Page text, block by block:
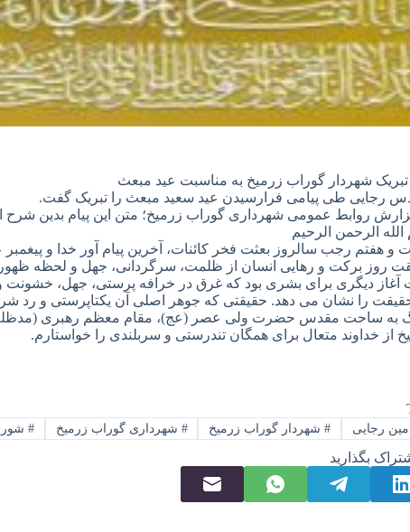
تبریک شهردار گوراب زرمیخ به مناسبت عید مبعث
رجایی طی پیامی فرارسیدن عید سعید مبعث را تبریک گفت.
روابط عمومی شهرداری گوراب زرمیخ؛ متن این پیام بدین
الرحمن الرحیم
و هفتم رجب سالروز بعثت فخر کائنات، آخرین پیام آور خدا و
روز برکت و رهایی انسان از ظلمت، سرگردانی، جهل و لحظه
آغاز دیگری برای بشری بود که غرق در خرافه پرستی، جهل،
را نشان می دهد. حقیقتی که جوهر اصلی آن یکتاپرستی و رد
به ساحت مقدس حضرت ولی عصر (عج)، مقام معظم رهبری (مدظله
از خداوند متعال برای همگان تندرستی و سربلندی را خواستارم.
رجایی #شهردار گوراب زرمیخ # شهرداری گوراب زرمیخ #
بگذارید